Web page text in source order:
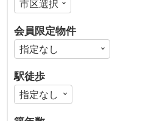
会員限定物件
駅徒歩